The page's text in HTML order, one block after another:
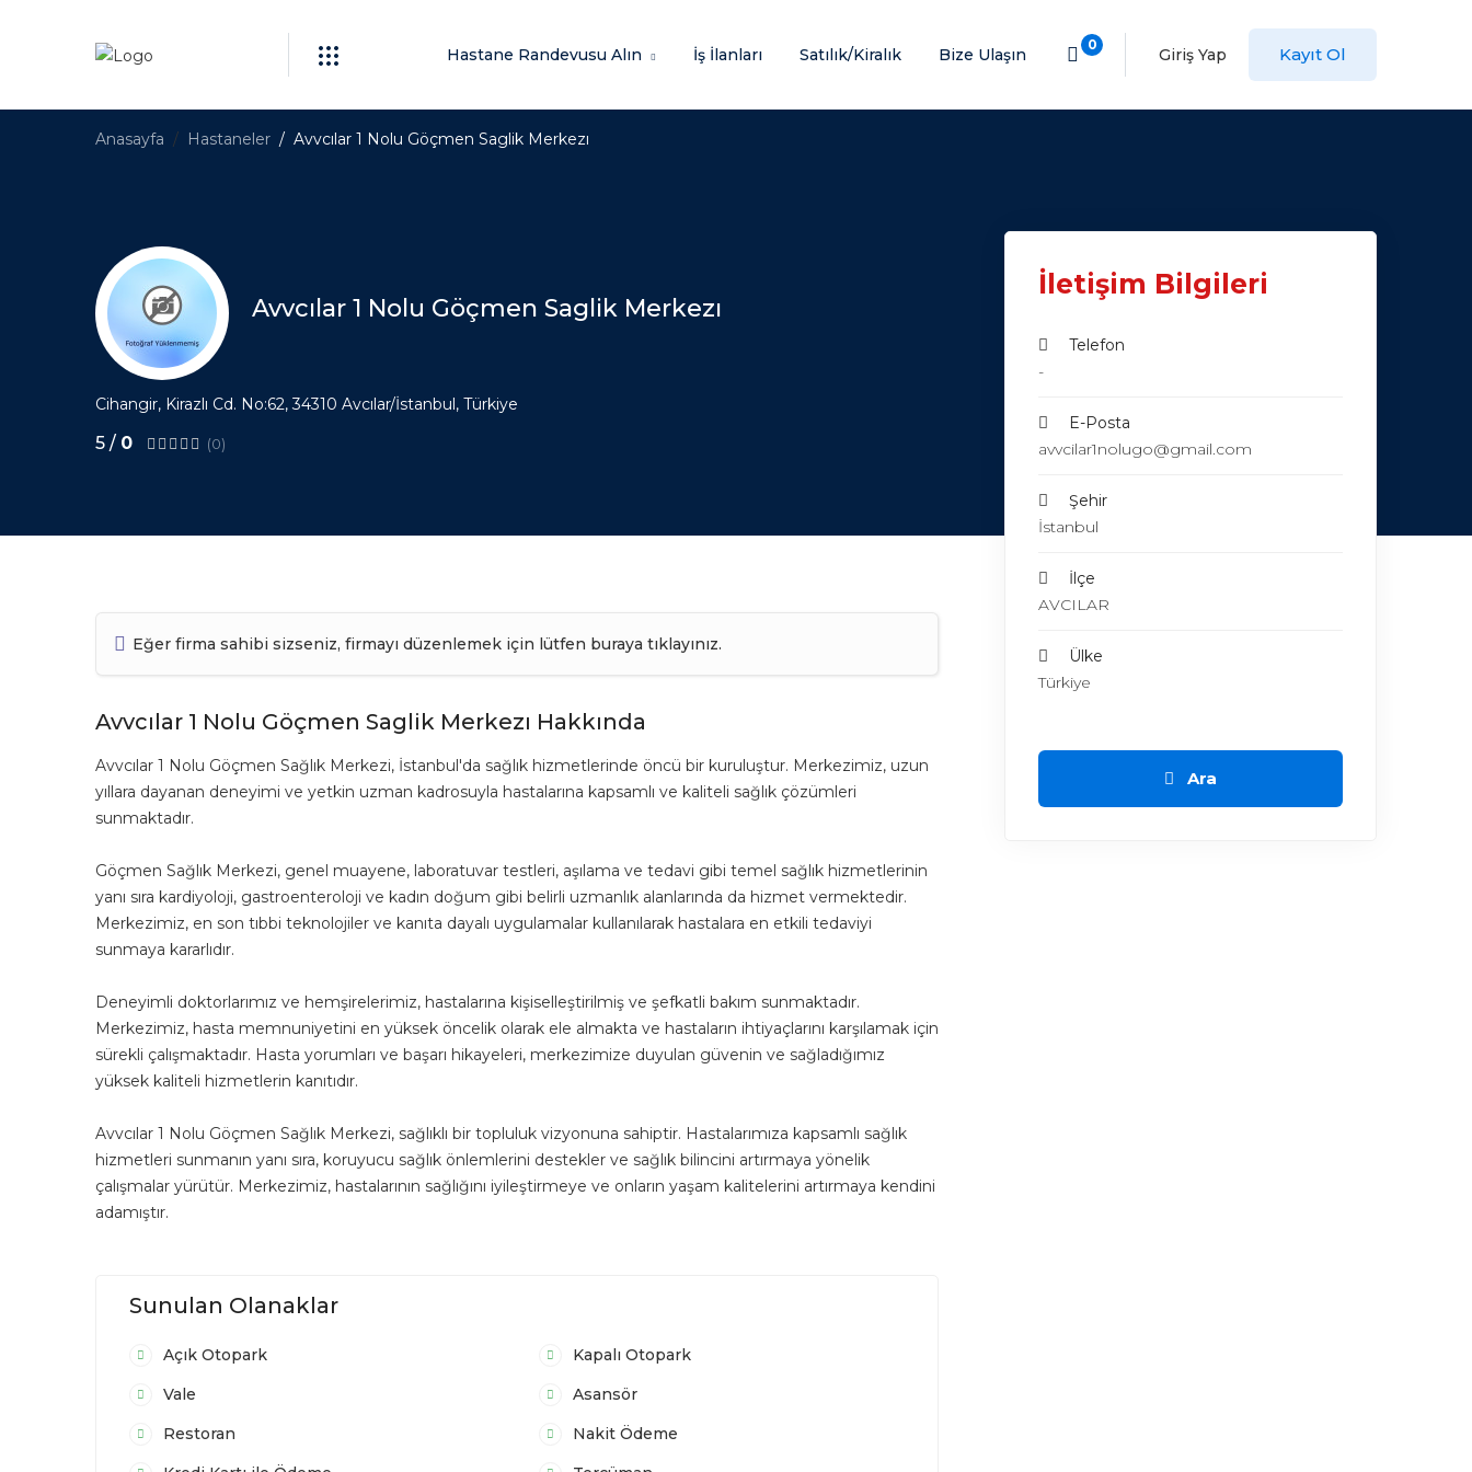
Hastane Randevusu Alın İş İlanları Satılık/Kiralık Bize Ulaşın
0
Giriş Yap Kayıt Ol
Anasayfa Hastaneler Avvcılar 1 Nolu Göçmen Saglik Merkezı
Avvcılar 1 Nolu Göçmen Saglik Merkezı
Cihangir, Kirazlı Cd. No:62, 34310 Avcılar/İstanbul, Türkiye
5 / 0 (0)
Eğer firma sahibi sizseniz, firmayı düzenlemek için lütfen buraya tıklayınız.
Avvcılar 1 Nolu Göçmen Saglik Merkezı Hakkında
Avvcılar 1 Nolu Göçmen Sağlık Merkezi, İstanbul'da sağlık hizmetlerinde öncü bir kuruluştur. Merkezimiz, uzun
yıllara dayanan deneyimi ve yetkin uzman kadrosuyla hastalarına kapsamlı ve kaliteli sağlık çözümleri
sunmaktadır.
Göçmen Sağlık Merkezi, genel muayene, laboratuvar testleri, aşılama ve tedavi gibi temel sağlık hizmetlerinin
yanı sıra kardiyoloji, gastroenteroloji ve kadın doğum gibi belirli uzmanlık alanlarında da hizmet vermektedir.
Merkezimiz, en son tıbbi teknolojiler ve kanıta dayalı uygulamalar kullanılarak hastalara en etkili tedaviyi
sunmaya kararlıdır.
Deneyimli doktorlarımız ve hemşirelerimiz, hastalarına kişiselleştirilmiş ve şefkatli bakım sunmaktadır.
Merkezimiz, hasta memnuniyetini en yüksek öncelik olarak ele almakta ve hastaların ihtiyaçlarını karşılamak için
sürekli çalışmaktadır. Hasta yorumları ve başarı hikayeleri, merkezimize duyulan güvenin ve sağladığımız
yüksek kaliteli hizmetlerin kanıtıdır.
Avvcılar 1 Nolu Göçmen Sağlık Merkezi, sağlıklı bir topluluk vizyonuna sahiptir. Hastalarımıza kapsamlı sağlık
hizmetleri sunmanın yanı sıra, koruyucu sağlık önlemlerini destekler ve sağlık bilincini artırmaya yönelik
çalışmalar yürütür. Merkezimiz, hastalarının sağlığını iyileştirmeye ve onların yaşam kalitelerini artırmaya kendini
adamıştır.
Sunulan Olanaklar
Açık Otopark
Kapalı Otopark
Vale
Asansör
Restoran
Nakit Ödeme
İletişim Bilgileri
Telefon
-
E-Posta
avvcilar1nolugo@gmail.com
Şehir
İstanbul
İlçe
AVCILAR
Ülke
Türkiye
Ara